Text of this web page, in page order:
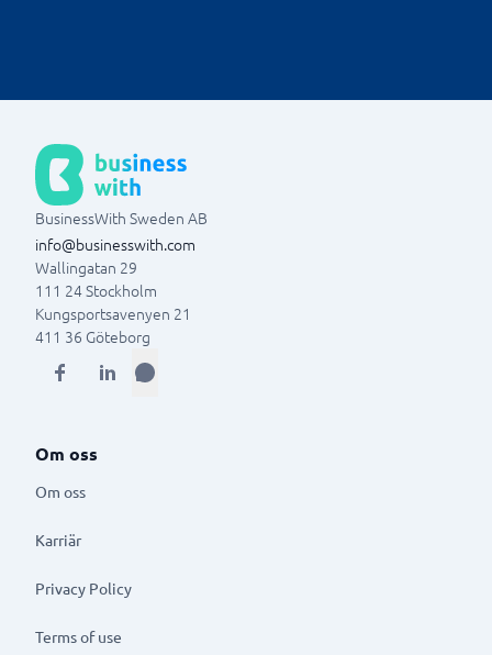
BusinessWith Sweden AB
info@businesswith.com
Wallingatan 29
111 24Stockholm
Kungsportsavenyen 21
411 36 Göteborg
Om oss
Om oss
Karriär
Privacy Policy
Terms of use